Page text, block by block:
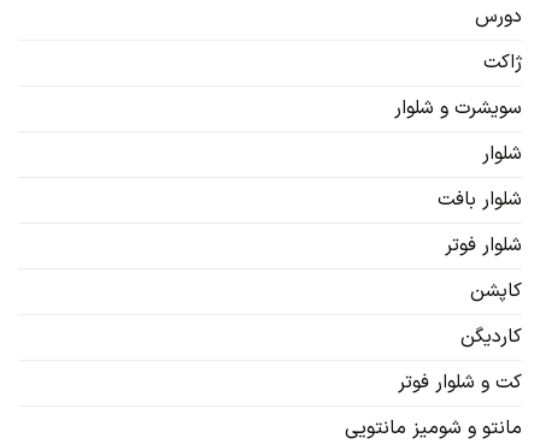
دورس
ژاکت
سویشرت‌ و شلوار
شلوار
شلوار بافت
شلوار فوتر
کاپشن
کاردیگن‌
کت و شلوار فوتر
مانتو و شومیز مانتویی